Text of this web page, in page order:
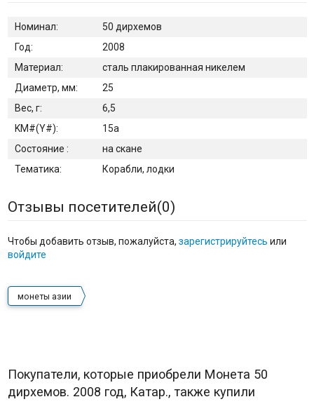
Номинал:
50 дирхемов
Год:
2008
Материал:
сталь плакированная никелем
Диаметр, мм:
25
Вес, г:
6,5
KM#(Y#):
15а
Состояние :
на скане
Тематика:
Корабли, лодки
Отзывы посетителей(0)
Чтобы добавить отзыв, пожалуйста, зарегистрируйтесь или
войдите
монеты азии
Покупатели, которые приобрели Монета 50
дирхемов. 2008 год, Катар., также купили